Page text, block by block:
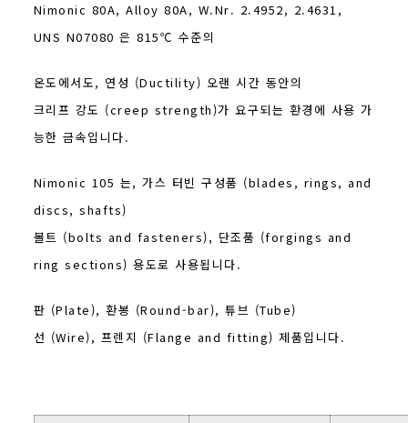
Nimonic 80A, Alloy 80A, W.Nr. 2.4952, 2.4631,
UNS N07080 은 815℃ 수준의
온도에서도, 연성 (Ductility) 오랜 시간 동안의
크리프 강도 (creep strength)가 요구되는 환경에 사용 가
능한 금속입니다.
Nimonic 105 는, 가스 터빈 구성품 (blades, rings, and
discs, shafts)
볼트 (bolts and fasteners), 단조품 (forgings and
ring sections) 용도로 사용됩니다.
판 (Plate), 환봉 (Round-bar), 튜브 (Tube)
선 (Wire), 프렌지 (Flange and fitting) 제품입니다.